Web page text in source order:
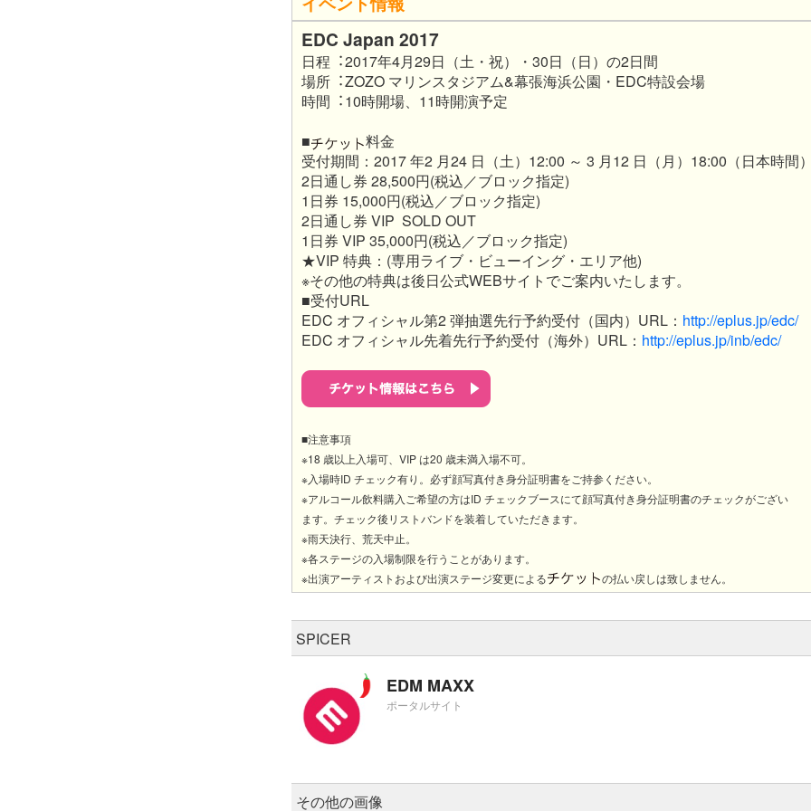
EDC Japan 2017
日程︓2017年4月29日（土・祝）・30日（日）の2日間
場所︓ZOZO マリンスタジアム&幕張海浜公園・EDC特設会場
時間︓10時開場、11時開演予定
■
料⾦
受付期間：2017 年2 月24 日（土）12:00 ～ 3 月12 日（月）18:00（日本時間
2日通し券 28,500円(税込／ブロック指定)
1日券 15,000円(税込／ブロック指定)
2日通し券 VIP SOLD OUT
1日券 VIP 35,000円(税込／ブロック指定)
★VIP 特典：(専用ライブ・ビューイング・エリア他)
※その他の特典は後日公式WEBサイトでご案内いたします。
■受付URL
EDC オフィシャル第2 弾抽選先行予約受付（国内）URL： http://eplus.jp/edc/
EDC オフィシャル先着先行予約受付（海外）URL： http://eplus.jp/inb/edc/
■注意事項
※18 歳以上入場可、VIP は20 歳未満入場不可。
※入場時ID チェック有り。必ず顔写真付き身分証明書をご持参ください。
※アルコール飲料購入ご希望の方はID チェックブースにて顔写真付き身分証明書のチェックがござい
ます。チェック後リストバンドを装着していただきます。
※雨天決行、荒天中止。
※各ステージの入場制限を行うことがあります。
※出演アーティストおよび出演ステージ変更による
の払い戻しは致しません。
SPICER
EDM MAXX
ポータルサイト
その他の画像